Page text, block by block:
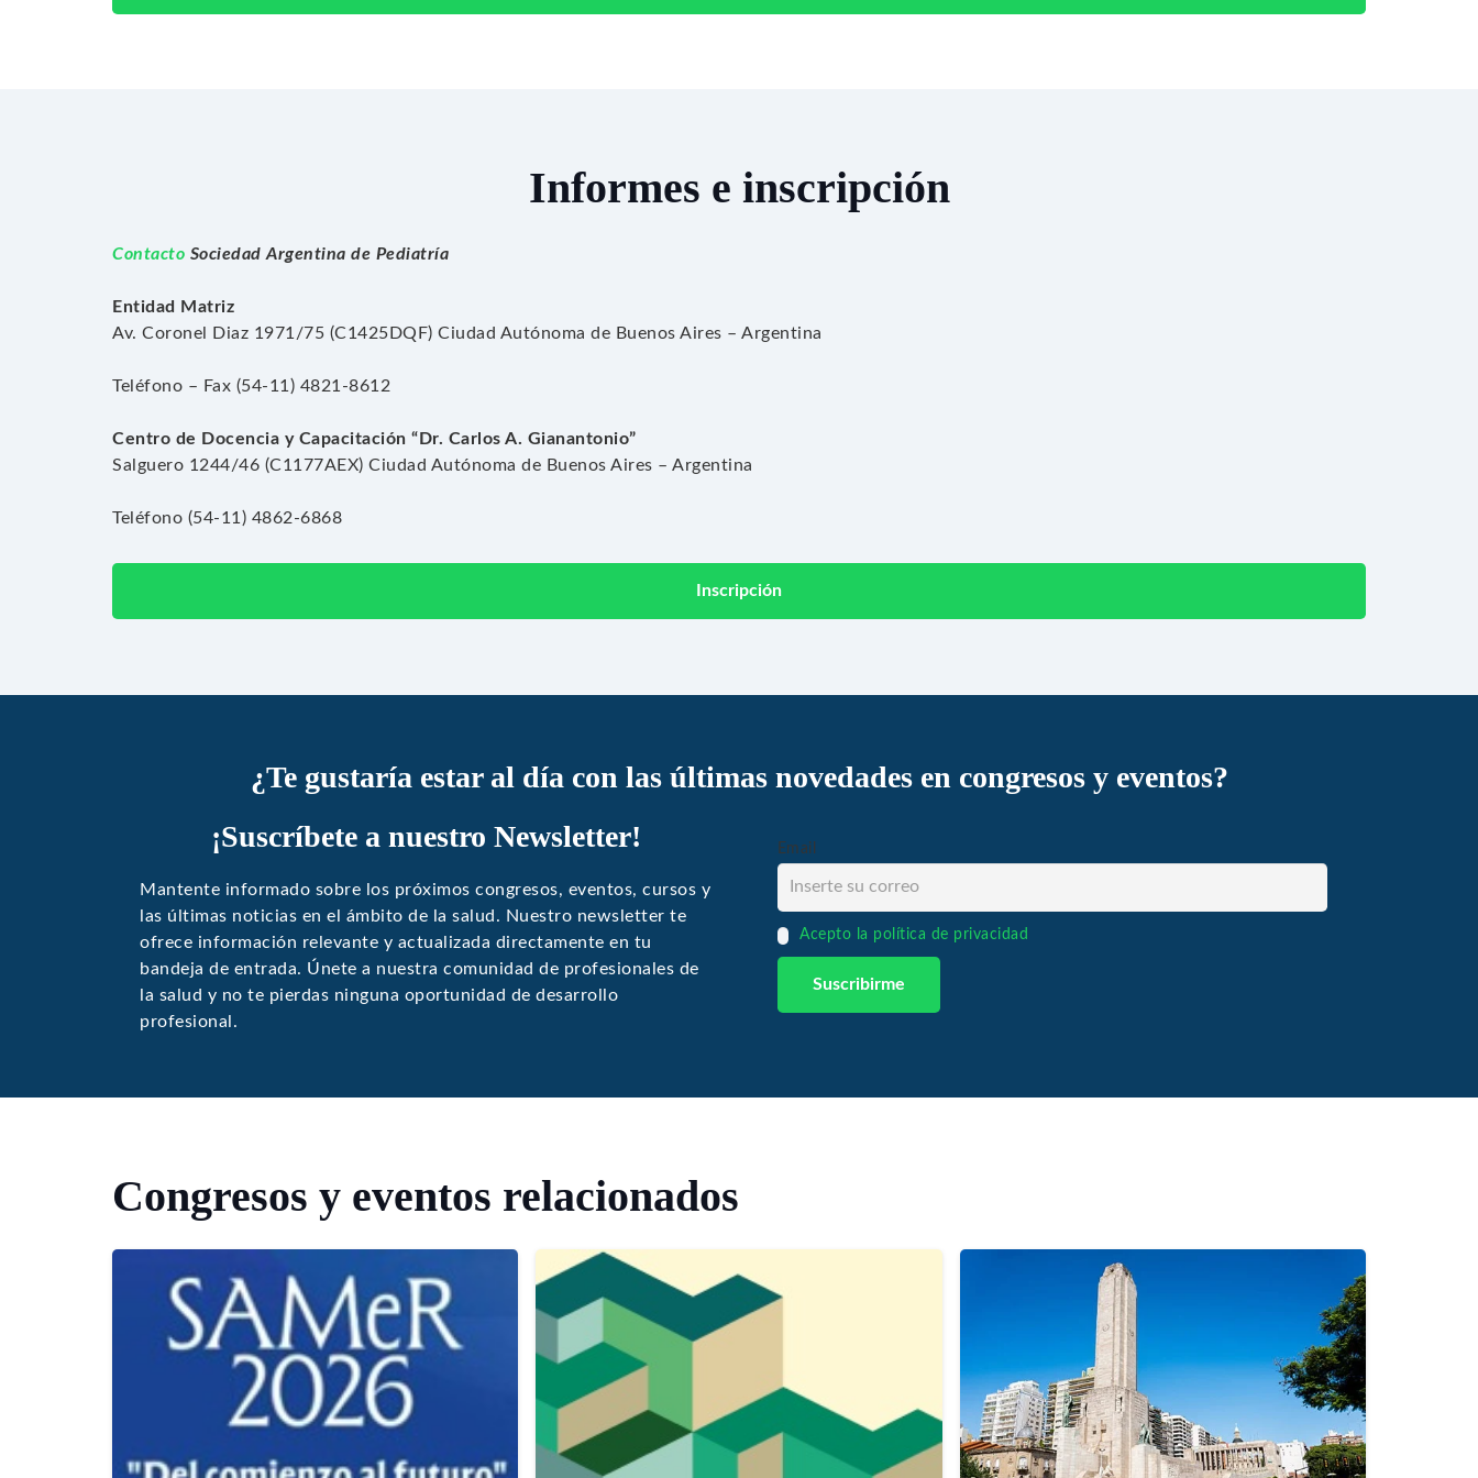
Informes e inscripción
Contacto Sociedad Argentina de Pediatría
Entidad Matriz
Av. Coronel Diaz 1971/75 (C1425DQF) Ciudad Autónoma de Buenos Aires – Argentina
Teléfono – Fax (54-11) 4821-8612
Centro de Docencia y Capacitación “Dr. Carlos A. Gianantonio”
Salguero 1244/46 (C1177AEX) Ciudad Autónoma de Buenos Aires – Argentina
Teléfono (54-11) 4862-6868
Inscripción
¿Te gustaría estar al día con las últimas novedades en congresos y eventos?
¡Suscríbete a nuestro Newsletter!
Mantente informado sobre los próximos congresos, eventos, cursos y
las últimas noticias en el ámbito de la salud. Nuestro newsletter te
ofrece información relevante y actualizada directamente en tu
bandeja de entrada. Únete a nuestra comunidad de profesionales de
la salud y no te pierdas ninguna oportunidad de desarrollo
profesional.
Email
Acepto la política de privacidad
Congresos y eventos relacionados